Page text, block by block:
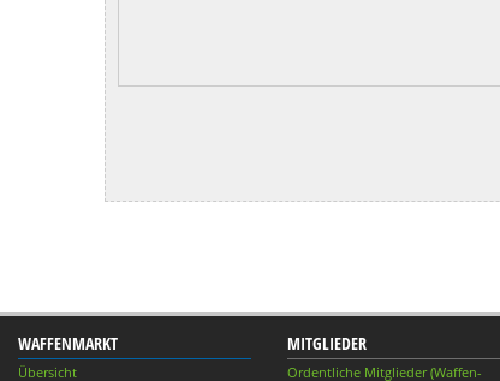
WAFFENMARKT
Übersicht
MITGLIEDER
Ordentliche Mitglieder (Waffen-